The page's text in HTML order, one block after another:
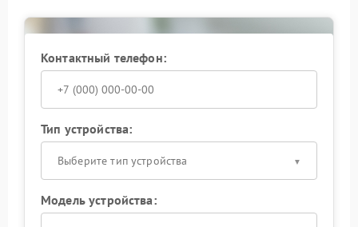
Контактный телефон:
Тип устройства:
Выберите тип устройства
Модель устройства: